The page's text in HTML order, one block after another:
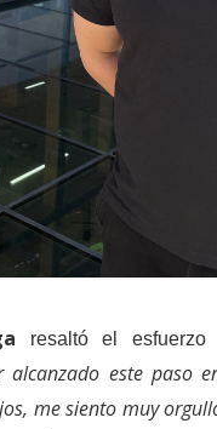
resaltó el
alcanzado este paso
me siento muy